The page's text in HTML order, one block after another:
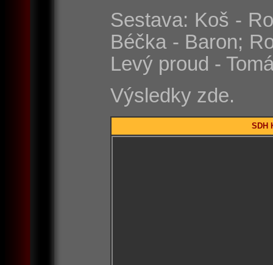
Sestava: Koš -
Béčka - Baron;
Levý proud -
Výsledky zde.
SDH